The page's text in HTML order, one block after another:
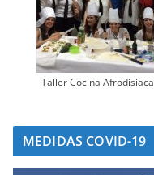
Taller Cocina Afrodisiaca
MEDIDAS COVID-19